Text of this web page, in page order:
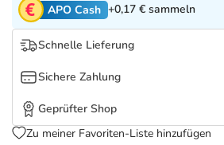
APO Cash +0,17 € sammeln
Schnelle Lieferung
Sichere Zahlung
Geprüfter Shop
Zu meiner Favoriten-Liste hinzufügen